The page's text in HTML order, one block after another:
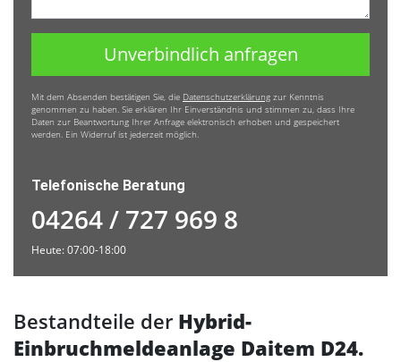
Unverbindlich anfragen
Mit dem Absenden bestätigen Sie, die Datenschutzerklärung zur Kenntnis
genommen zu haben. Sie erklären Ihr Einverständnis und stimmen zu, dass Ihre
Daten zur Beantwortung Ihrer Anfrage elektronisch erhoben und gespeichert
werden. Ein Widerruf ist jederzeit möglich.
Telefonische Beratung
04264 / 727 969 8
Heute: 07:00-18:00
Bestandteile der Hybrid-
Einbruchmeldeanlage Daitem D24.